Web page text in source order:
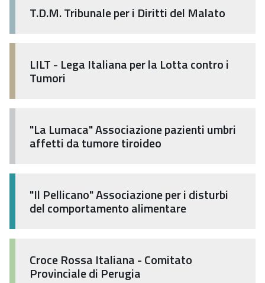
T.D.M. Tribunale per i Diritti del Malato
LILT - Lega Italiana per la Lotta contro i
Tumori
"La Lumaca" Associazione pazienti umbri
affetti da tumore tiroideo
"Il Pellicano" Associazione per i disturbi
del comportamento alimentare
Croce Rossa Italiana - Comitato
Provinciale di Perugia